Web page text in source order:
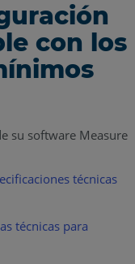
con los
su software Measure
técnicas
técnicas para